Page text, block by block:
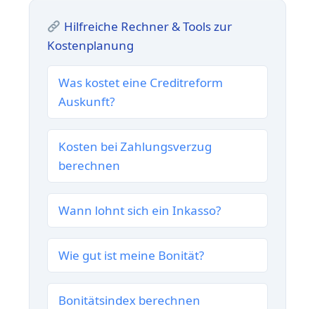
Hilfreiche Rechner & Tools zur
Kostenplanung
Was kostet eine Creditreform
Auskunft?
Kosten bei Zahlungsverzug
berechnen
Wann lohnt sich ein Inkasso?
Wie gut ist meine Bonität?
Bonitätsindex berechnen